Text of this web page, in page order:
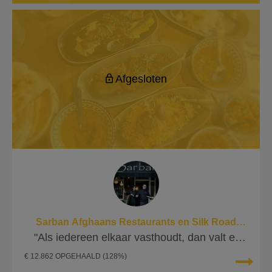
Afgesloten
Sarban Afghaans Restaurants en Silk Road
Restaurants
"Als iedereen elkaar vasthoudt, dan valt er
niemand"
€ 12.862 OPGEHAALD (128%)